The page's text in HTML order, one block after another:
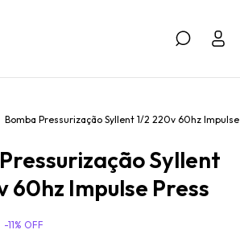
Bomba Pressurização Syllent 1/2 220v 60hz Impulse
Syllent
60hz Impulse Press
-11% OFF